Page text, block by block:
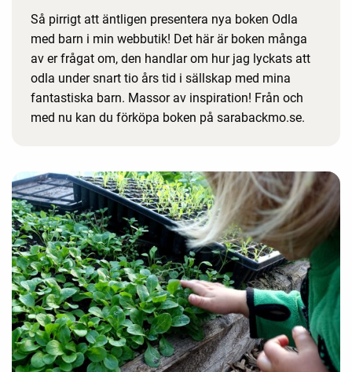
Så pirrigt att äntligen presentera nya boken Odla
med barn i min webbutik! Det här är boken många
av er frågat om, den handlar om hur jag lyckats att
odla under snart tio års tid i sällskap med mina
fantastiska barn. Massor av inspiration! Från och
med nu kan du förköpa boken på sarabackmo.se.